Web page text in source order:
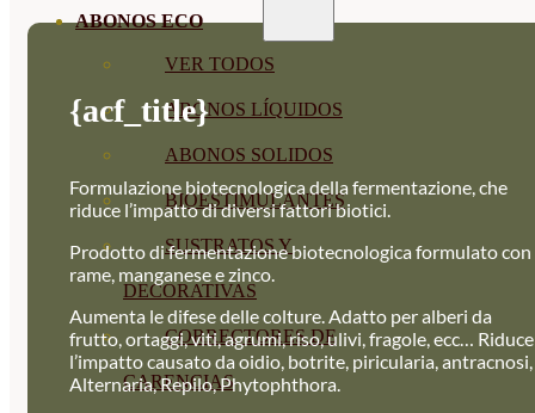
ABONOS ECO
VER TODOS
ABONOS LÍQUIDOS
ABONOS SOLIDOS
BIOESTIMULANTES
SUSTRATOS Y
DECORATIVAS
CORRECTORES DE
CARENCIAS
{acf_title}
Formulazione biotecnologica della fermentazione, che
riduce l’impatto di diversi fattori biotici.
Prodotto di fermentazione biotecnologica formulato con
rame, manganese e zinco.
Aumenta le difese delle colture. Adatto per alberi da
frutto, ortaggi, viti, agrumi, riso, ulivi, fragole, ecc… Riduce
l’impatto causato da oidio, botrite, piricularia, antracnosi,
Alternaria, Repilo, Phytophthora.